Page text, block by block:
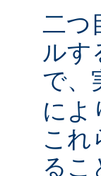
二つ
ルす
で、
によ
これ
るこ